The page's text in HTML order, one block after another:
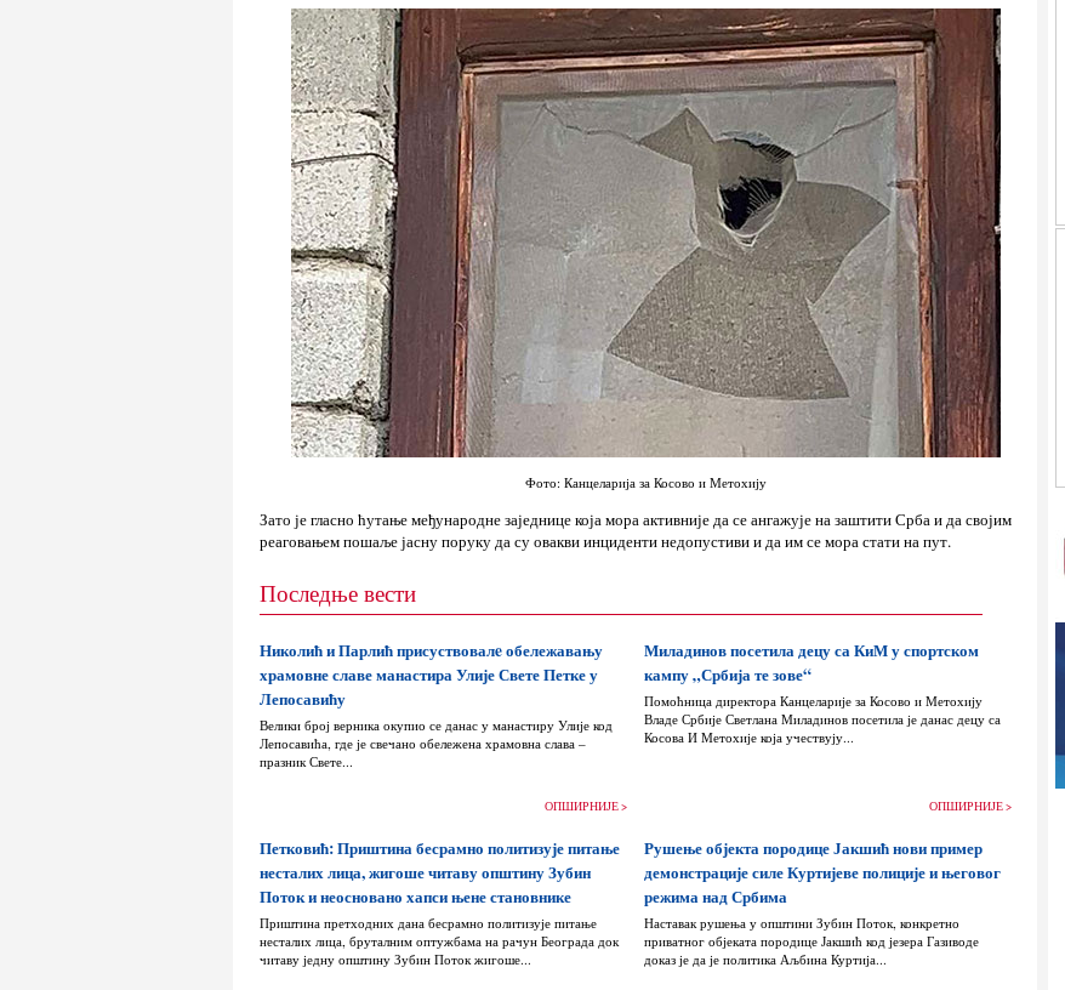
Фото: Канцеларија за Косово и Метохију
Зато је гласно ћутање међународне заједнице која мора активније да се ангажује на заштити Срба и да својим
реаговањем пошаље јасну поруку да су овакви инциденти недопустиви и да им се мора стати на пут.
Последње вести
Николић и Парлић присуствовалe обележавању
храмовне славе манастира Улије Свете Петке у
Лепосавићу
Велики број верника окупио се данас у манастиру Улије код
Лепосавића, где је свечано обележена храмовна слава –
празник Свете...
ОПШИРНИЈЕ >
Миладинов посетила децу са КиМ у спортском
кампу „Србија те зове“
Помоћница директора Канцеларије за Косово и Метохију
Владе Србије Светлана Миладинов посетила је данас децу са
Косова И Метохије која учествују...
ОПШИРНИЈЕ >
Петковић: Приштина бесрамно политизује питање
несталих лица, жигоше читаву општину Зубин
Поток и неосновано хапси њене становнике
Приштина претходних дана бесрамно политизује питање
несталих лица, бруталним оптужбама на рачун Београда док
читаву једну општину Зубин Поток жигоше...
Рушење објекта породице Јакшић нови пример
демонстрације силе Куртијеве полиције и његовог
режима над Србима
Наставак рушења у општини Зубин Поток, конкретно
приватног објеката породице Јакшић код језера Газиводе
доказ је да је политика Аљбина Куртија...